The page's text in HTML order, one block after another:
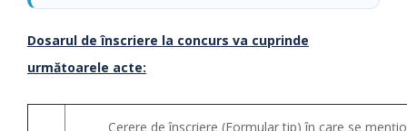
Dosarul de înscriere la concurs va cuprinde
următoarele acte:
Cerere de înscriere (Formular tip) în care se